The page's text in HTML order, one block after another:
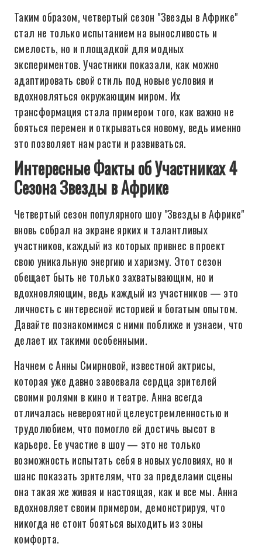
Таким образом, четвертый сезон "Звезды в Африке"
стал не только испытанием на выносливость и
смелость, но и площадкой для модных
экспериментов. Участники показали, как можно
адаптировать свой стиль под новые условия и
вдохновляться окружающим миром. Их
трансформация стала примером того, как важно не
бояться перемен и открываться новому, ведь именно
это позволяет нам расти и развиваться.
Интересные Факты об Участниках 4
Сезона Звезды в Африке
Четвертый сезон популярного шоу "Звезды в Африке"
вновь собрал на экране ярких и талантливых
участников, каждый из которых привнес в проект
свою уникальную энергию и харизму. Этот сезон
обещает быть не только захватывающим, но и
вдохновляющим, ведь каждый из участников — это
личность с интересной историей и богатым опытом.
Давайте познакомимся с ними поближе и узнаем, что
делает их такими особенными.
Начнем с Анны Смирновой, известной актрисы,
которая уже давно завоевала сердца зрителей
своими ролями в кино и театре. Анна всегда
отличалась невероятной целеустремленностью и
трудолюбием, что помогло ей достичь высот в
карьере. Ее участие в шоу — это не только
возможность испытать себя в новых условиях, но и
шанс показать зрителям, что за пределами сцены
она такая же живая и настоящая, как и все мы. Анна
вдохновляет своим примером, демонстрируя, что
никогда не стоит бояться выходить из зоны
комфорта.